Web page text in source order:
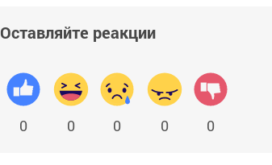
Оставляйте реакции
0 0 0 0 0